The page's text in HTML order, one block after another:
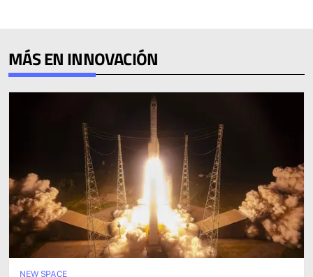
MÁS EN INNOVACIÓN
NEW SPACE